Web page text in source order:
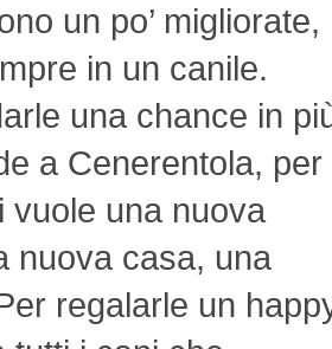
un po’ migliorate,
in un canile.
una chance in
a Cenerentola, per
vuole una nuova
nuova casa, una
regalarle un